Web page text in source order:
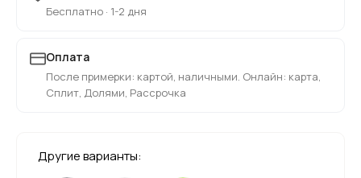
Бесплатно · 1-2 дня
Оплата
После примерки: картой, наличными. Онлайн: карта,
Сплит, Долями, Рассрочка
Другие варианты: